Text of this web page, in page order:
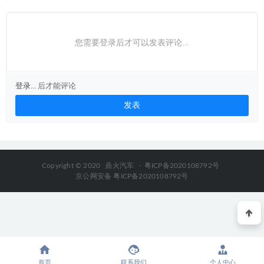
您需要登录后才可以发表评论...
登录... 后才能评论
Copyright © 2020 鼎火汽车 - 粤ICP备2020108792号
京公网安备 粤ICP备2020108792号
首页 联系我们 个人中心